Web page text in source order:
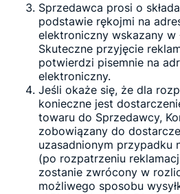
Sprzedawca prosi o
podstawie rękojmi na
elektroniczny wskazany w
Skuteczne przyjęcie
potwierdzi pisemnie na
elektroniczny.
Jeśli okaże się, że dla
konieczne jest
towaru do Sprzedawcy,
zobowiązany do
uzasadnionym przypadku
(po rozpatrzeniu
zostanie zwrócony w
możliwego sposobu